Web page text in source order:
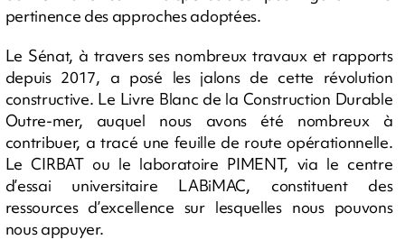
pertinence des approches adoptées.
Le Sénat, à travers ses nombreux travaux et rapports
depuis 2017, a posé les jalons de cette révolution
constructive. Le Livre Blanc de la Construction Durable
Outre-mer, auquel nous avons été nombreux à
contribuer, a tracé une feuille de route opérationnelle.
Le CIRBAT ou le laboratoire PIMENT, via le centre
d’essai universitaire LABiMAC, constituent des
ressources d’excellence sur lesquelles nous pouvons
nous appuyer.